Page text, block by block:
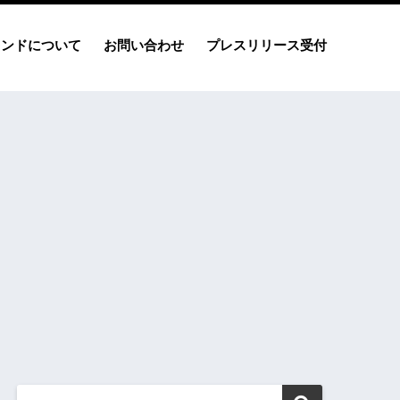
ドについて お問い合わせ プレスリリース受付